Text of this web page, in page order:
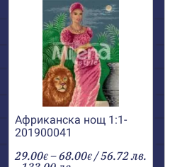
Африканска нощ 1:1-
201900041
29.00€ –68.00€Price
/ 56.72 лв.